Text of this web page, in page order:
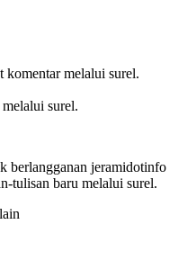
komentar melalui surel.
surel.
berlangganan jeramidotinfo
tulisan baru melalui surel.